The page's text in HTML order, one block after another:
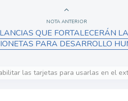
NOTA ANTERIOR
QUE FORTALECERÁN
PARA DESARROLLO
las tarjetas para usarlas en el